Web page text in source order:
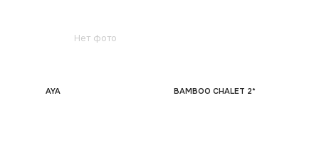
Нет фото
AYA BAMBOO CHALET 2*